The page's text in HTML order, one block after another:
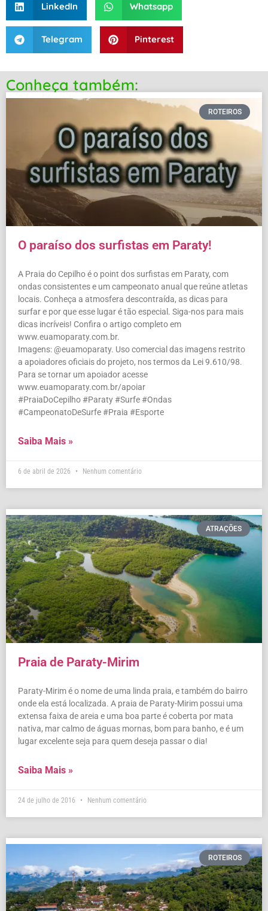
LinkedIn Whatsapp
Telegram Pinterest
Conheça também:
ROTEIROS
O paraíso dos surfistas em Paraty!
A Praia do Cepilho é o point dos surfistas em Paraty, com
ondas consistentes e um campeonato anual que reúne atletas
locais. Conheça a atmosfera descontraída, as dicas para
surfar e por que esse lugar é tão especial. Siga-nos para mais
dicas incríveis! Confira o artigo completo em
www.euamoparaty.com.br.
Imagens: @euamoparaty. Uso comercial das imagens restrito
a apoiadores oficiais do projeto, nos termos da Lei 9.610/98.
Para se tornar um apoiador acesse
www.euamoparaty.com.br/apoiar
#PraiaDoCepilho #Paraty #Surfe #Ondas
#CampeonatoDeSurfe #Praia #Esporte
Saiba Mais »
6 de abril de 2026 Nenhum comentário
ATRAÇÕES
Praia de Paraty-Mirim
Paraty-Mirim é o nome de uma linda praia, e também do bairro
onde ela está localizada. A praia de Paraty-Mirim possui uma
extensa faixa de areia e uma boa parte é coberta por mata
nativa, mar calmo de águas mornas, bom para banho, e é um
lugar excelente seja para quem deseja passar o dia!
Saiba Mais »
24 de julho de 2016 Nenhum comentário
ROTEIROS